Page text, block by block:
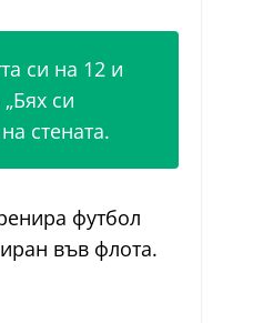
си на 12 и
си
стената.
футбол
във флота.